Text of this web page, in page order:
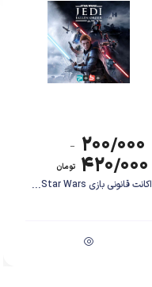
۲۰۰/۰۰۰ –
۴۲۰/۰۰۰ تومان
اکانت قانونی بازی Star Wars...